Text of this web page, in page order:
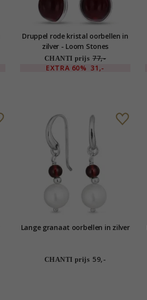
Druppel rode kristal oorbellen in
zilver - Loom Stones
CHANTI prijs 77,-
EXTRA 60% 31,-
Lange granaat oorbellen in zilver
CHANTI prijs 59,-